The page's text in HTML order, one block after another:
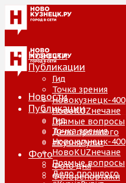
Новости
Публикации
Гид
Точка зрения
Новокузнецк-400
НовоKUZнечане
Прямые вопросы
Дело прошлого
#КузняРулит
Фото
Фото дня
Фоторепортажи
Новости
Публикации
Гид
Точка зрения
Новокузнецк-400
НовоKUZнечане
Прямые вопросы
Дело прошлого